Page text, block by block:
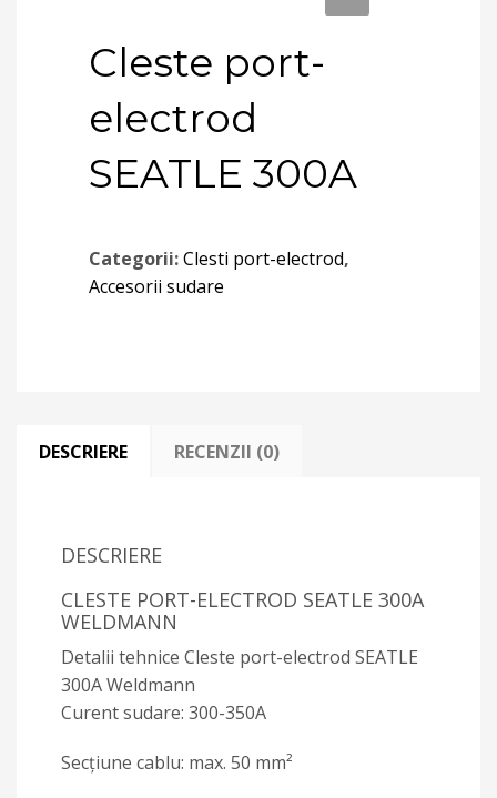
Cleste port-
electrod
SEATLE 300A
Categorii:Clesti port-electrod,
Accesorii sudare
DESCRIERE RECENZII (0)
DESCRIERE
CLESTE PORT-ELECTROD SEATLE 300A
WELDMANN
Detalii tehnice Cleste port-electrod SEATLE
300A Weldmann
Curent sudare: 300-350A
Secţiune cablu: max. 50 mm²